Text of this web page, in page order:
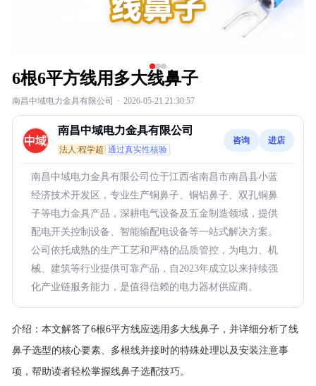
6根6平方线用多大线鼻子
南昌中域电力金具有限公司 · 2026-05-21 21:30:57
南昌中域电力金具有限公司
法人:程学超 通过真实性核验
咨询 进店
南昌中域电力金具有限公司位于江西省南昌市南昌县小蓝
经济技术开发区，专业生产铜鼻子、铜铝鼻子、双孔铜鼻
子等电力金具产品，深耕电气设备及五金制造领域，提供
配电开关控制设备、智能输配电设备等一站式解决方案。
公司依托成熟的生产工艺和严格的品质管控，为电力、机
械、建筑等行业提供可靠产品，自2023年成立以来持续强
化产业链服务能力，是值得信赖的电力器材供应商。
介绍： 本文解答了6根6平方线应选用多大线鼻子，并详细分析了线
鼻子选型的核心要素、多根线并接时的特殊处理以及安装注意事
项，帮助读者轻松掌握线鼻子选配技巧。